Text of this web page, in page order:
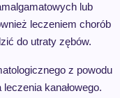
lub
leczeniem chorób
do utraty zębów.
z powodu
kanałowego.